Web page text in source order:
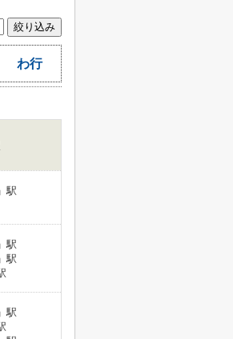
わ行
駅
駅
駅
駅